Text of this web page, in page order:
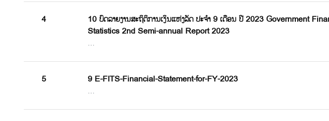
4
10 ບົດລາຍງານສະຖິຕິການເງິນແຫ່ງລັດ ປະຈໍາ 9 ເດືອນ ປີ 2023 Government
Statistics 2nd Semi-annual Report 2023
…
5 9 E-FITS-Financial-Statement-for-FY-2023
…